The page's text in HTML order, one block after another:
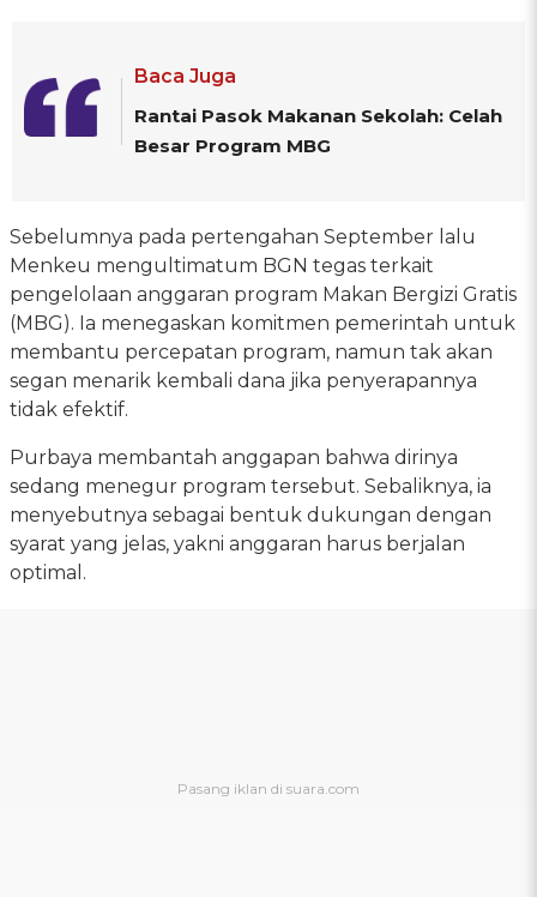
Baca Juga
Rantai Pasok Makanan Sekolah: Celah
Besar Program MBG
Sebelumnya pada pertengahan September lalu
Menkeu mengultimatum BGN tegas terkait
pengelolaan anggaran program Makan Bergizi Gratis
(MBG). Ia menegaskan komitmen pemerintah untuk
membantu percepatan program, namun tak akan
segan menarik kembali dana jika penyerapannya
tidak efektif.
Purbaya membantah anggapan bahwa dirinya
sedang menegur program tersebut. Sebaliknya, ia
menyebutnya sebagai bentuk dukungan dengan
syarat yang jelas, yakni anggaran harus berjalan
optimal.